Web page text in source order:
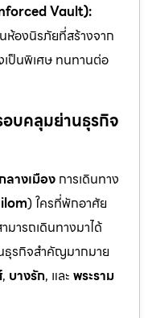
Vault):
องนิรภัยที่สร้างจาก
เป็นพิเศษ ทนทานต่อ
อบคลุมย่านธุรกิจ
ลางเมือง การเดินทาง
) ใครที่พักอาศัย
มารถเดินทางมาได้
ธุรกิจสำคัญมากมาย
, บางรัก, และ พระราม